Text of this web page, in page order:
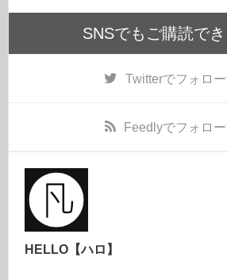
SNSでもご購読でき
Twitterでフォロ
Feedlyでフォロ
HELLO【ハロ】